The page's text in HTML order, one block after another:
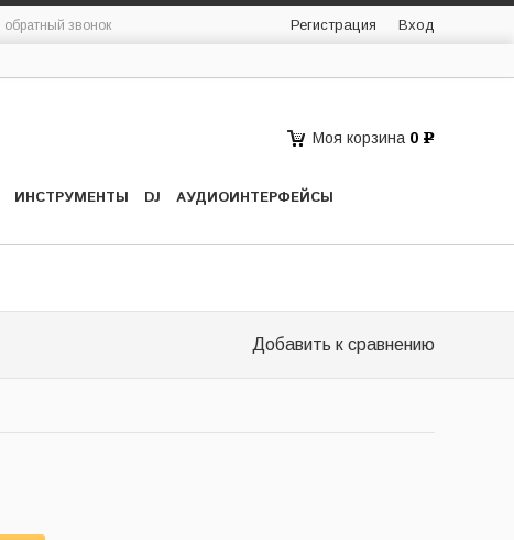
обратный звонок Регистрация Вход
ИНСТРУМЕНТЫ DJ АУДИОИНТЕРФЕЙСЫ
Моя корзина 0 Р
Добавить к сравнению